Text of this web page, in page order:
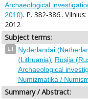
Archaeological
2010). P. 382-386..
2012
Subject terms:
LT Nyderlandai
(Lithuania); Rusija
Archaeological
Numizmatika /
Summary / Abstract: